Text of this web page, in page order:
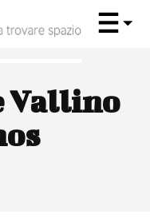
Vallino